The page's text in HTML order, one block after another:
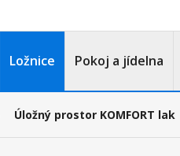
Ložnice Pokoj a jídelna
Úložný prostor KOMFORT lak